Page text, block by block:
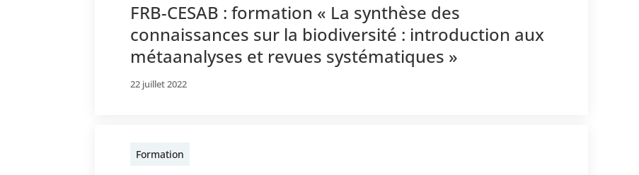
FRB-CESAB : formation « La synthèse des
connaissances sur la biodiversité : introduction aux
métaanalyses et revues systématiques »
22 juillet 2022
Formation